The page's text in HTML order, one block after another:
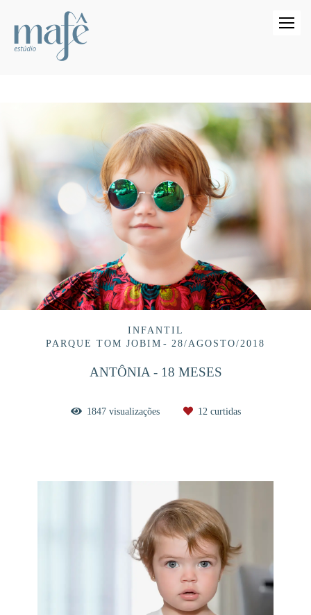
INFANTIL
PARQUE TOM JOBIM
28/AGOSTO/2018
ANTÔNIA - 18 MESES
1847visualizações 12 curtidas